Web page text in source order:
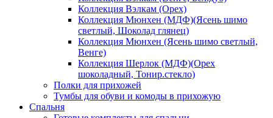
Коллекция Вэлкам (Орех)
Коллекция Мюнхен (МДФ)(Ясень шимо
светлый, Шоколад глянец)
Коллекция Мюнхен (Ясень шимо светлый,
Венге)
Коллекция Шерлок (МДФ)(Орех
шоколадный, Тонир.стекло)
Полки для прихожей
Тумбы для обуви и комоды в прихожую
Спальня